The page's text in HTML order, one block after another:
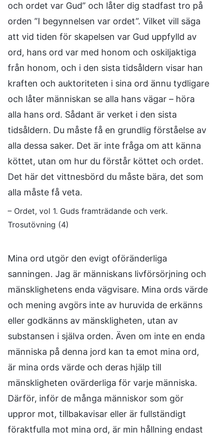
och ordet var Gud” och låter dig stadfast tro på
orden ”I begynnelsen var ordet”. Vilket vill säga
att vid tiden för skapelsen var Gud uppfylld av
ord, hans ord var med honom och oskiljaktiga
från honom, och i den sista tidsåldern visar han
kraften och auktoriteten i sina ord ännu tydligare
och låter människan se alla hans vägar – höra
alla hans ord. Sådant är verket i den sista
tidsåldern. Du måste få en grundlig förståelse av
alla dessa saker. Det är inte fråga om att känna
köttet, utan om hur du förstår köttet och ordet.
Det här det vittnesbörd du måste bära, det som
alla måste få veta.
– Ordet, vol 1. Guds framträdande och verk.
Trosutövning (4)
Mina ord utgör den evigt oföränderliga
sanningen. Jag är människans livförsörjning och
mänsklighetens enda vägvisare. Mina ords värde
och mening avgörs inte av huruvida de erkänns
eller godkänns av mänskligheten, utan av
substansen i själva orden. Även om inte en enda
människa på denna jord kan ta emot mina ord,
är mina ords värde och deras hjälp till
mänskligheten ovärderliga för varje människa.
Därför, inför de många människor som gör
uppror mot, tillbakavisar eller är fullständigt
föraktfulla mot mina ord, är min hållning endast